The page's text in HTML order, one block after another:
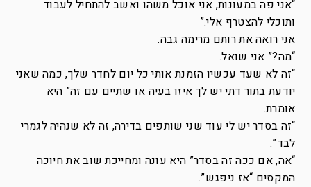
“אני פה במעונות, אני אוכל משהו ואשב להתחיל לעבוד
ותוכלי להצטרף אלי.”
אני רואה את רותם מרימה גבה.
“מה?” אני שואל.
“זה לא שעד עכשיו הזמנת אותי כל יום לחדר שלך, כמה שאני
יודעת בתור דתי יש לך איזו בעיה או שתיים עם זה” היא
אומרת.
“זה בסדר יש לי עוד שני שותפים בדירה, זה לא שנהיה לגמרי
לבד”.
“אה, אם ככה זה בסדר” היא עונה ומחייכת שוב את חיוכה
המקסים “אז ניפגש”.